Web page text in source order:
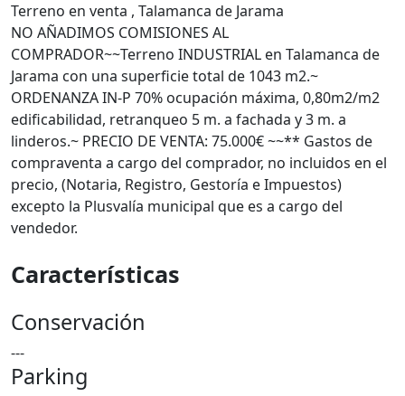
Terreno en venta , Talamanca de Jarama
NO AÑADIMOS COMISIONES AL
COMPRADOR~~Terreno INDUSTRIAL en Talamanca de
Jarama con una superficie total de 1043 m2.~
ORDENANZA IN-P 70% ocupación máxima, 0,80m2/m2
edificabilidad, retranqueo 5 m. a fachada y 3 m. a
linderos.~ PRECIO DE VENTA: 75.000€ ~~** Gastos de
compraventa a cargo del comprador, no incluidos en el
precio, (Notaria, Registro, Gestoría e Impuestos)
excepto la Plusvalía municipal que es a cargo del
vendedor.
Características
Conservación
---
Parking